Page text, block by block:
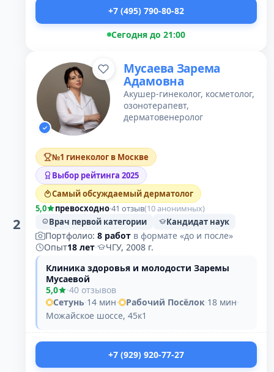
+7 (495) 790-80-82
Сегодня до 21:00
2
Мусаева Зарема
Адамовна
Акушер-гинеколог, косметолог,
озонотерапевт,
дерматовенеролог
№1 гинеколог в Москве
Выбор рейтинга 2025
Самый обсуждаемый дерматолог
5,0
превосходно·41 отзыв(10 анонимных)
Врач первой категории
Кандидат наук
Портфолио: 8 работ в формате «до и после»
Опыт18 лет·
ЧГУ, 2008 г.
Клиника здоровья и молодости Заремы
Мусаевой
5,0
·40 отзывов
Сетунь·14 мин· Рабочий Посёлок·18 мин·
Можайское шоссе, 45к1
+7 (929) 920-77-27